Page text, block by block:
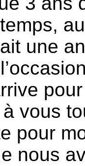
une
vous
pour
nous